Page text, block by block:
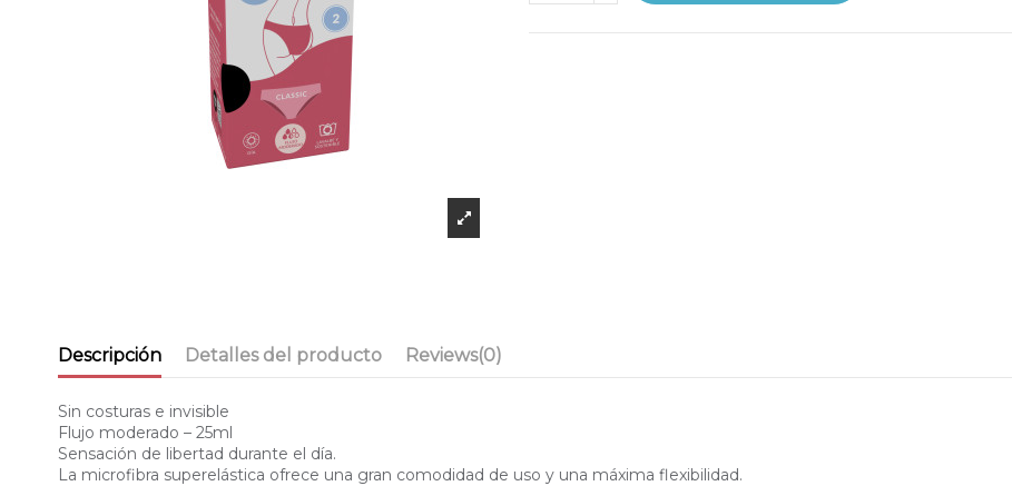
Descripción Detalles del producto Reviews(0)
Sin costuras e invisible
Flujo moderado – 25ml
Sensación de libertad durante el día.
La microfibra superelástica ofrece una gran comodidad de uso y una máxima flexibilidad.